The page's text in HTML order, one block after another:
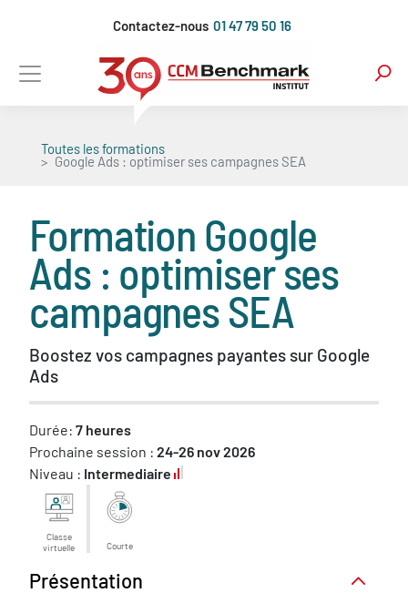
principal
Contactez-nous 01 47 79 50 16
Toutes les formations
Google Ads : optimiser ses campagnes SEA
Formation Google
Ads : optimiser ses
campagnes SEA
Boostez vos campagnes payantes sur Google
Ads
Durée: 7 heures
Prochaine session : 24-26 nov 2026
Niveau : Intermediaire
Classe
virtuelle
Courte
Présentation